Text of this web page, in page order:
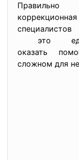
это
оказать
сложном для